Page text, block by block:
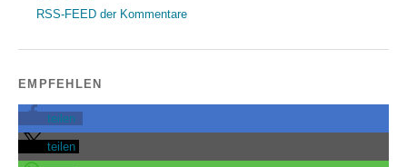
RSS-FEED der Kommentare
EMPFEHLEN
teilen
teilen